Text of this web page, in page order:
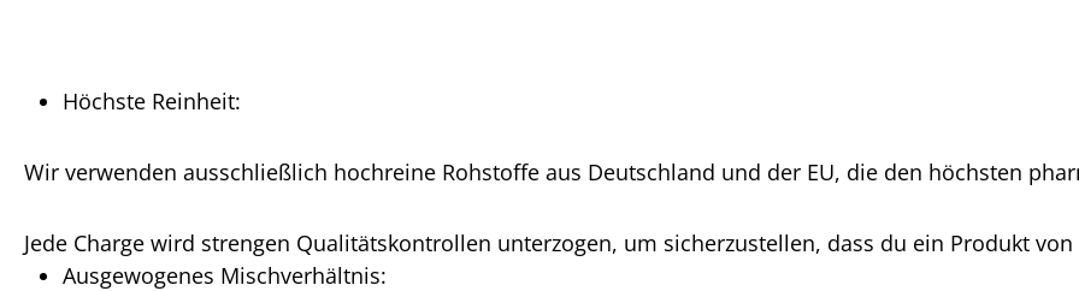
Höchste Reinheit:
Wir verwenden ausschließlich hochreine Rohstoffe aus Deutschland und der EU, die den höchsten
Jede Charge wird strengen Qualitätskontrollen unterzogen, um sicherzustellen, dass du ein Produkt
Ausgewogenes Mischverhältnis: